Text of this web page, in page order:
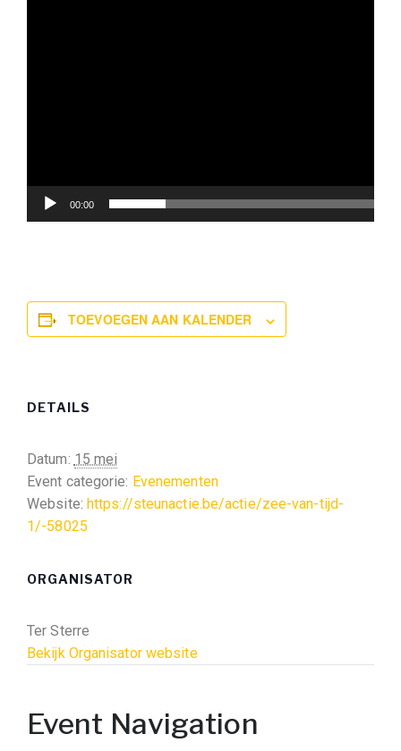
00:00
TOEVOEGEN AAN KALENDER
DETAILS
Datum: 15 mei
Event categorie: Evenementen
Website: https://steunactie.be/actie/zee-van-tijd-
1/-58025
ORGANISATOR
Ter Sterre
Bekijk Organisator website
Event Navigation